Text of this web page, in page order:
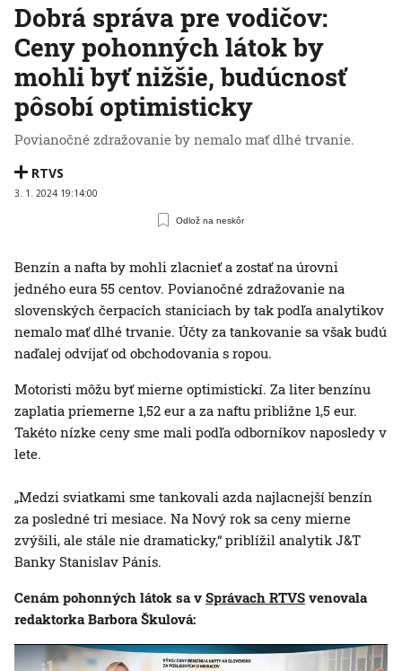
Dobrá správa pre vodičov:
Ceny pohonných látok by
mohli byť nižšie, budúcnosť
pôsobí optimisticky
Povianočné zdražovanie by nemalo mať dlhé trvanie.
RTVS
3. 1. 2024 19:14:00
Odlož na neskôr
Benzín a nafta by mohli zlacnieť a zostať na úrovni
jedného eura 55 centov. Povianočné zdražovanie na
slovenských čerpacích staniciach by tak podľa analytikov
nemalo mať dlhé trvanie. Účty za tankovanie sa však budú
naďalej odvíjať od obchodovania s ropou.
Motoristi môžu byť mierne optimistickí. Za liter benzínu
zaplatia priemerne 1,52 eur a za naftu približne 1,5 eur.
Takéto nízke ceny sme mali podľa odborníkov naposledy v
lete.
„Medzi sviatkami sme tankovali azda najlacnejší benzín
za posledné tri mesiace. Na Nový rok sa ceny mierne
zvýšili, ale stále nie dramaticky,“ priblížil analytik J&T
Banky Stanislav Pánis.
Cenám pohonných látok sa v Správach RTVS venovala
redaktorka Barbora Škulová: